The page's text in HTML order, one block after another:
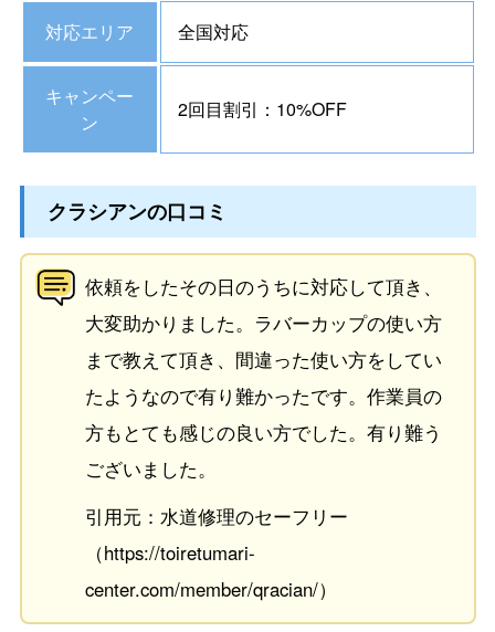
対応エリア 全国対応
キャンペー
ン
2回目割引：10%OFF
クラシアンの口コミ
依頼をしたその日のうちに対応して頂き、
大変助かりました。ラバーカップの使い方
まで教えて頂き、間違った使い方をしてい
たようなので有り難かったです。作業員の
方もとても感じの良い方でした。有り難う
ございました。
引用元：水道修理のセーフリー
（https://toiretumari-
center.com/member/qracian/）